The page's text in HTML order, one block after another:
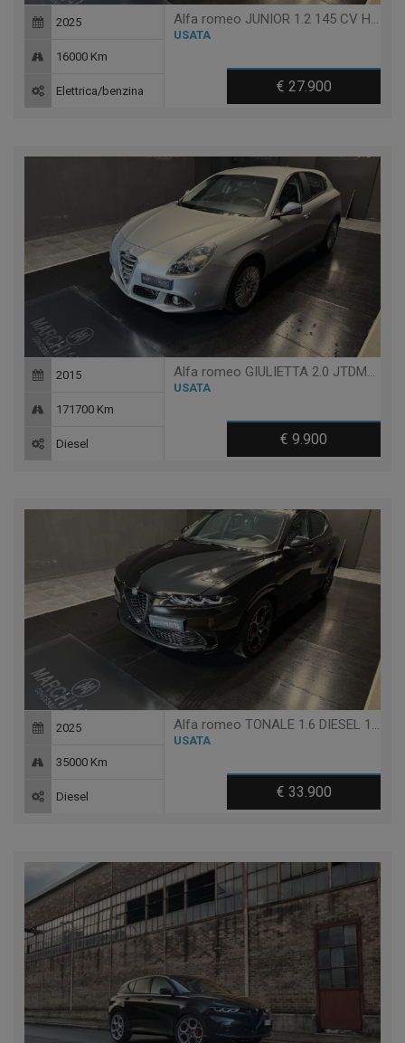
Alfa romeo JUNIOR 1.2 145 CV HYBRID EDCT6
USATA
€ 27.900
2025
16000 Km
Elettrica/benzina
Alfa romeo GIULIETTA 2.0 JTDM-2 150 CV EXCLUSIVE
USATA
€ 9.900
2015
171700 Km
Diesel
Alfa romeo TONALE 1.6 DIESEL 130 CV TCT6 VELOCE
USATA
€ 33.900
2025
35000 Km
Diesel